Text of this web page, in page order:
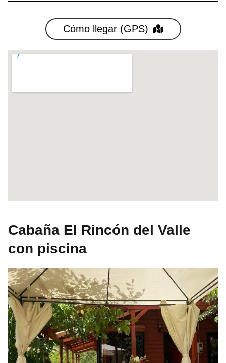
Cómo llegar (GPS)
Cabaña El Rincón del Valle
con piscina